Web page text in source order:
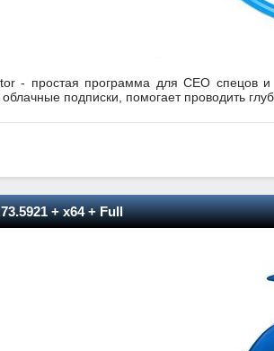
- простая программа для СЕО спецов
подписки, помогает проводить
+ x64 + Full